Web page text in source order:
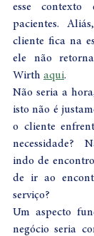
esse
pacientes.
cliente fica na
ele não
Wirth aqui.
Não seria a
isto não é
o cliente
necessidade?
indo de
de ir ao
serviço?
Um aspecto
negócio seria